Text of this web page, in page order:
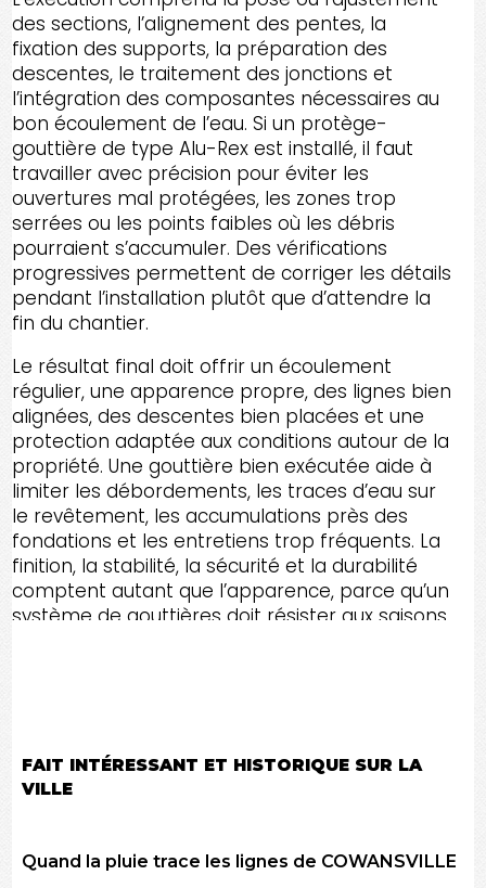
des sections, l’alignement des pentes, la
fixation des supports, la préparation des
descentes, le traitement des jonctions et
l’intégration des composantes nécessaires au
bon écoulement de l’eau. Si un protège-
gouttière de type Alu-Rex est installé, il faut
travailler avec précision pour éviter les
ouvertures mal protégées, les zones trop
serrées ou les points faibles où les débris
pourraient s’accumuler. Des vérifications
progressives permettent de corriger les détails
pendant l’installation plutôt que d’attendre la
fin du chantier.
Le résultat final doit offrir un écoulement
régulier, une apparence propre, des lignes bien
alignées, des descentes bien placées et une
protection adaptée aux conditions autour de la
propriété. Une gouttière bien exécutée aide à
limiter les débordements, les traces d’eau sur
le revêtement, les accumulations près des
fondations et les entretiens trop fréquents. La
finition, la stabilité, la sécurité et la durabilité
comptent autant que l’apparence, parce qu’un
système de gouttières doit résister aux saisons,
FAIT INTÉRESSANT ET HISTORIQUE SUR LA
VILLE
Quand la pluie trace les lignes de COWANSVILLE